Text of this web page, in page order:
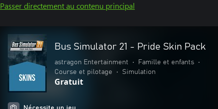
Passer directement au contenu principal
Bus Simulator 21 - Pride Skin Pack
astragon Entertainment • Famille et enfants
•
Course et pilotage
• Simulation
Gratuit